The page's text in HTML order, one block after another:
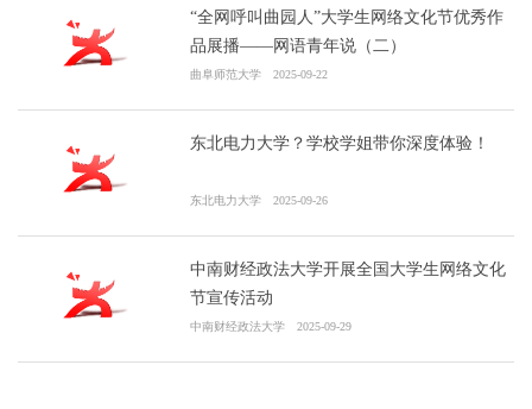
“全网呼叫曲园人”大学生网络文化节优秀作
品展播——网语青年说（二）
曲阜师范大学 2025-09-22
东北电力大学？学校学姐带你深度体验！
东北电力大学 2025-09-26
中南财经政法大学开展全国大学生网络文化
节宣传活动
中南财经政法大学 2025-09-29